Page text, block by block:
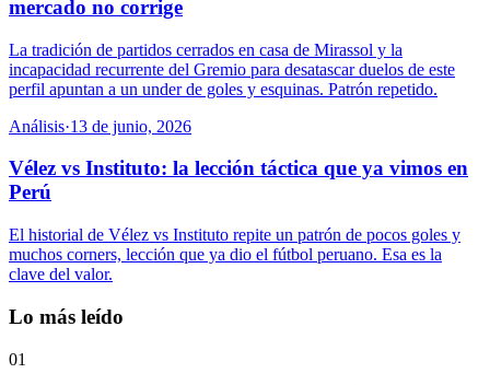
mercado no corrige
La tradición de partidos cerrados en casa de Mirassol y la
incapacidad recurrente del Gremio para desatascar duelos de este
perfil apuntan a un under de goles y esquinas. Patrón repetido.
Análisis·13 de junio, 2026
Vélez vs Instituto: la lección táctica que ya vimos en
Perú
El historial de Vélez vs Instituto repite un patrón de pocos goles y
muchos corners, lección que ya dio el fútbol peruano. Esa es la
clave del valor.
Lo más leído
01